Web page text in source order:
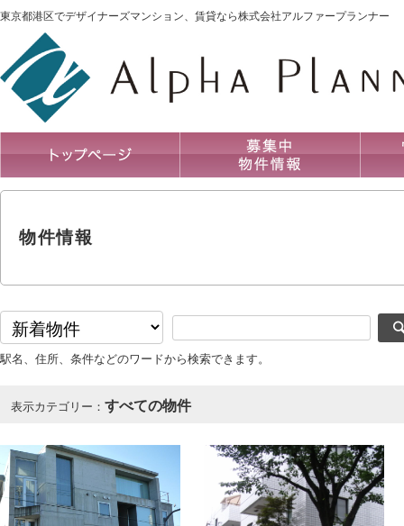
東京都港区でデザイナーズマンション、賃貸なら株式会社アルファープランナー
物件情報
駅名、住所、条件などのワードから検索できます。
表示カテゴリー： すべての物件